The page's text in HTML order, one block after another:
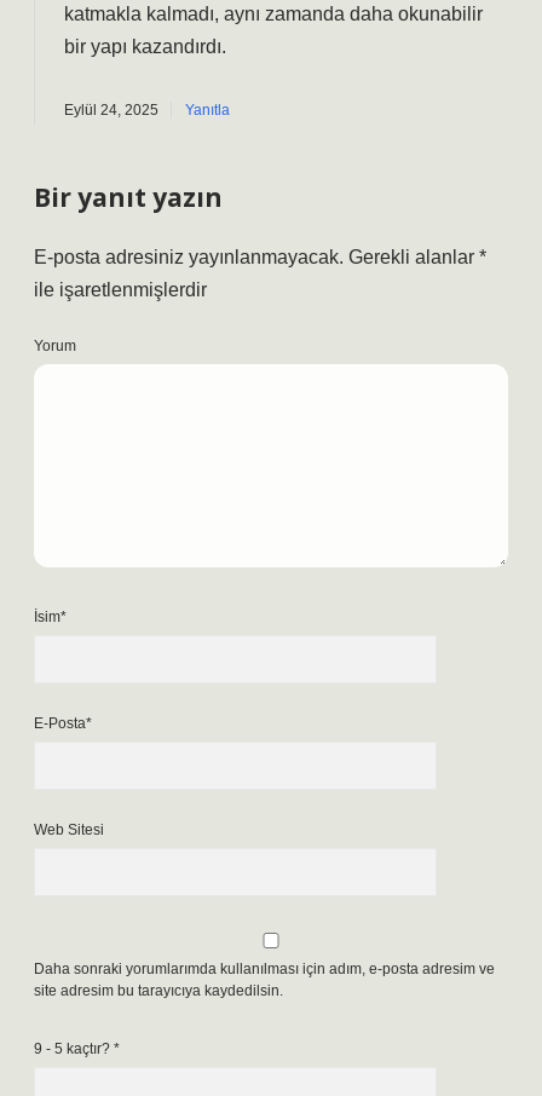
katmakla kalmadı, aynı zamanda daha okunabilir
bir yapı kazandırdı.
Eylül 24, 2025 Yanıtla
Bir yanıt yazın
E-posta adresiniz yayınlanmayacak. Gerekli alanlar *
ile işaretlenmişlerdir
Yorum
İsim*
E-Posta*
Web Sitesi
Daha sonraki yorumlarımda kullanılması için adım, e-posta adresim ve
site adresim bu tarayıcıya kaydedilsin.
9 - 5 kaçtır? *